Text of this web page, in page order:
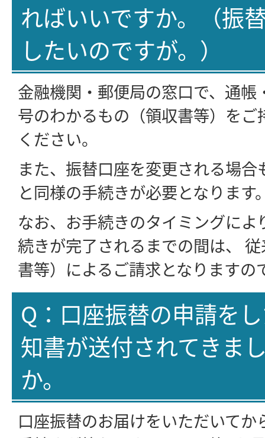
ればいいですか。（振
したいのですが。）
金融機関・郵便局の窓口で、通帳
号のわかるもの（領収書等）を
ください。
また、振替口座を変更される場
と同様の手続きが必要となります
なお、お手続きのタイミングによ
続きが完了されるまでの間は、
書等）によるご請求となりますの
Q：口座振替の申請を
知書が送付されてきま
か。
口座振替のお届けをいただいて